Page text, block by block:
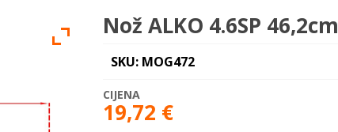
Nož ALKO 4.6SP 46,2cm
SKU: MOG472
19,72 €